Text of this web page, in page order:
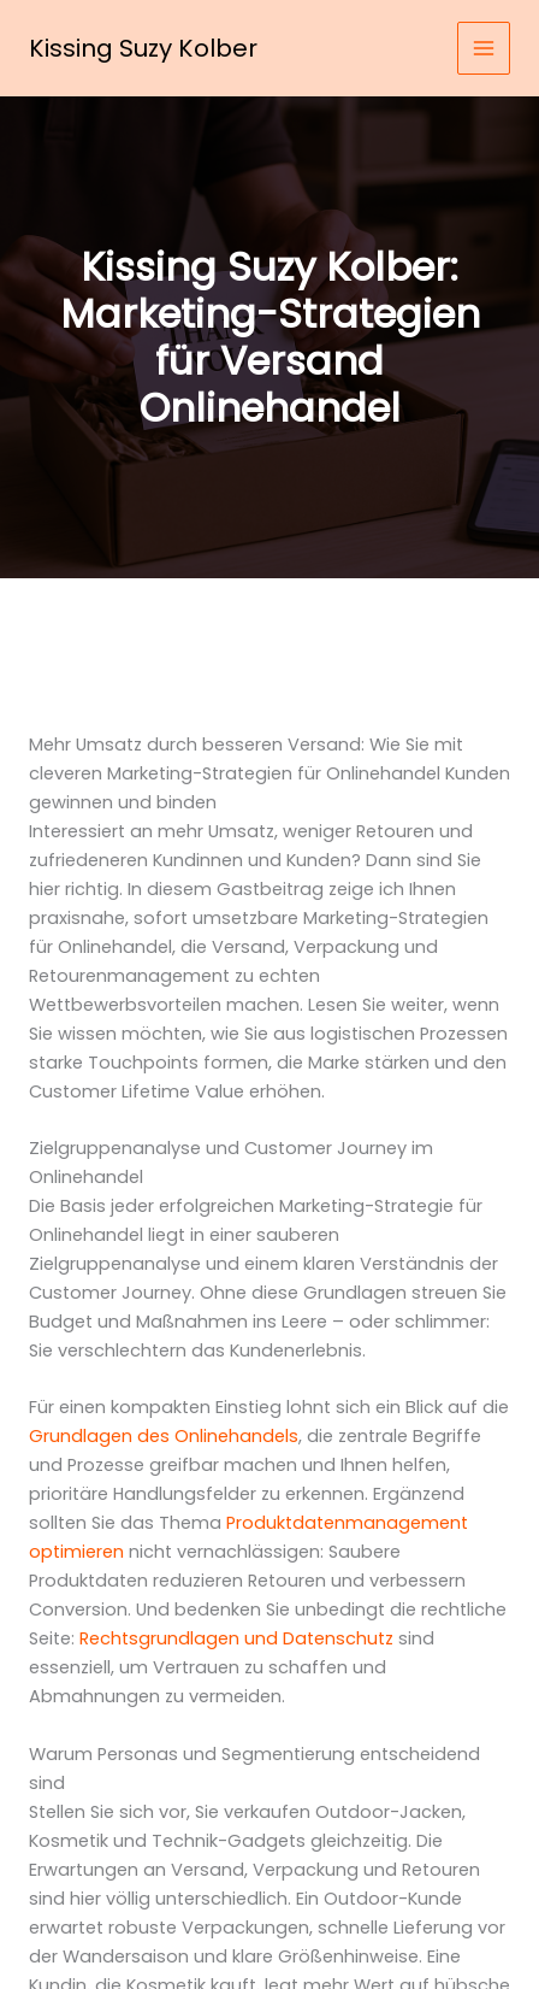
InhaltKissing Suzy Kolber
Kissing Suzy Kolber:
Marketing-Strategien
für Versand
Onlinehandel
Mehr Umsatz durch besseren Versand: Wie Sie mit
cleveren Marketing-Strategien für Onlinehandel Kunden
gewinnen und binden
Interessiert an mehr Umsatz, weniger Retouren und
zufriedeneren Kundinnen und Kunden? Dann sind Sie
hier richtig. In diesem Gastbeitrag zeige ich Ihnen
praxisnahe, sofort umsetzbare Marketing-Strategien
für Onlinehandel, die Versand, Verpackung und
Retourenmanagement zu echten
Wettbewerbsvorteilen machen. Lesen Sie weiter, wenn
Sie wissen möchten, wie Sie aus logistischen Prozessen
starke Touchpoints formen, die Marke stärken und den
Customer Lifetime Value erhöhen.
Zielgruppenanalyse und Customer Journey im
Onlinehandel
Die Basis jeder erfolgreichen Marketing-Strategie für
Onlinehandel liegt in einer sauberen
Zielgruppenanalyse und einem klaren Verständnis der
Customer Journey. Ohne diese Grundlagen streuen Sie
Budget und Maßnahmen ins Leere – oder schlimmer:
Sie verschlechtern das Kundenerlebnis.
Für einen kompakten Einstieg lohnt sich ein Blick auf die
Grundlagen des Onlinehandels, die zentrale Begriffe
und Prozesse greifbar machen und Ihnen helfen,
prioritäre Handlungsfelder zu erkennen. Ergänzend
sollten Sie das Thema Produktdatenmanagement
optimieren nicht vernachlässigen: Saubere
Produktdaten reduzieren Retouren und verbessern
Conversion. Und bedenken Sie unbedingt die rechtliche
Seite: Rechtsgrundlagen und Datenschutz sind
essenziell, um Vertrauen zu schaffen und
Abmahnungen zu vermeiden.
Warum Personas und Segmentierung entscheidend
sind
Stellen Sie sich vor, Sie verkaufen Outdoor-Jacken,
Kosmetik und Technik-Gadgets gleichzeitig. Die
Erwartungen an Versand, Verpackung und Retouren
sind hier völlig unterschiedlich. Ein Outdoor-Kunde
erwartet robuste Verpackungen, schnelle Lieferung vor
der Wandersaison und klare Größenhinweise. Eine